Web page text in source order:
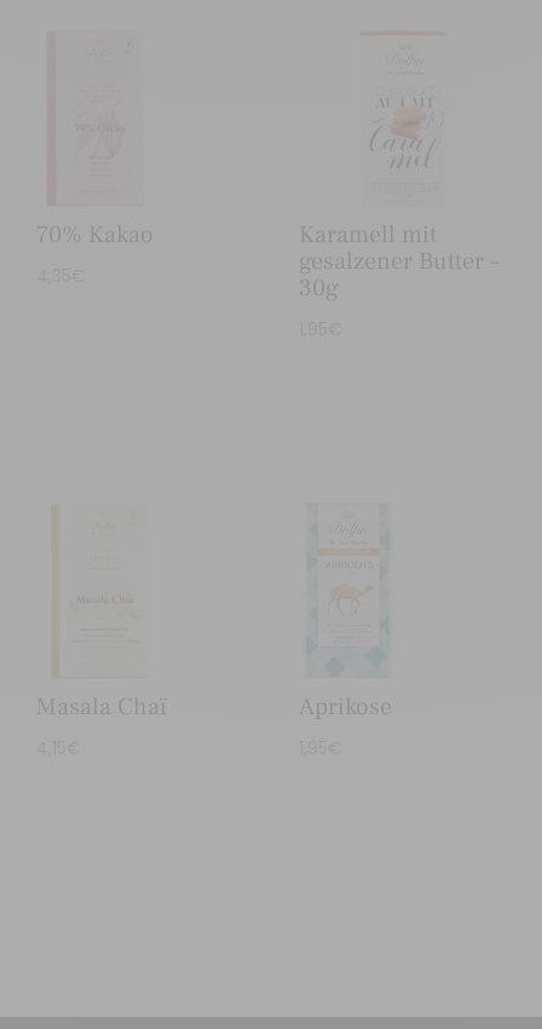
70% Kakao
Karamell mit
gesalzener Butter –
30g
Masala Chaï Aprikose